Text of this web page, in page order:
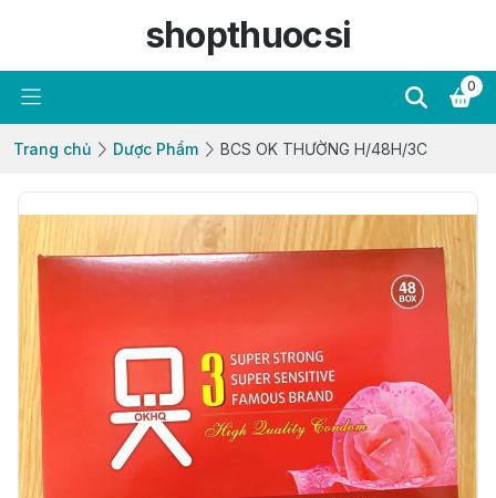
shopthuocsi
0
Trang chủ Dược Phẩm BCS OK THƯỜNG H/48H/3C